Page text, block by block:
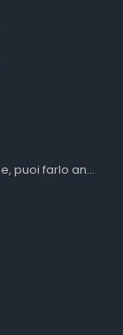
puoi farlo an...